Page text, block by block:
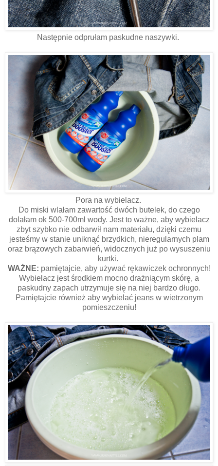
Następnie odprułam paskudne naszywki.
Pora na wybielacz.
Do miski wlałam zawartość dwóch butelek, do czego
dolałam ok 500-700ml wody. Jest to ważne, aby wybielacz
zbyt szybko nie odbarwił nam materiału, dzięki czemu
jesteśmy w stanie uniknąć brzydkich, nieregularnych plam
oraz brązowych zabarwień, widocznych już po wysuszeniu
kurtki.
WAŻNE: pamiętajcie, aby używać rękawiczek ochronnych!
Wybielacz jest środkiem mocno drażniącym skórę, a
paskudny zapach utrzymuje się na niej bardzo długo.
Pamiętajcie również aby wybielać jeans w wietrzonym
pomieszczeniu!